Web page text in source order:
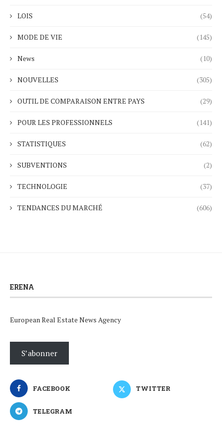
LOIS (54)
MODE DE VIE (145)
News (10)
NOUVELLES (305)
OUTIL DE COMPARAISON ENTRE PAYS (29)
POUR LES PROFESSIONNELS (141)
STATISTIQUES (62)
SUBVENTIONS (2)
TECHNOLOGIE (37)
TENDANCES DU MARCHÉ (606)
ERENA
European Real Estate News Agency
S’abonner
FACEBOOK TWITTER
TELEGRAM